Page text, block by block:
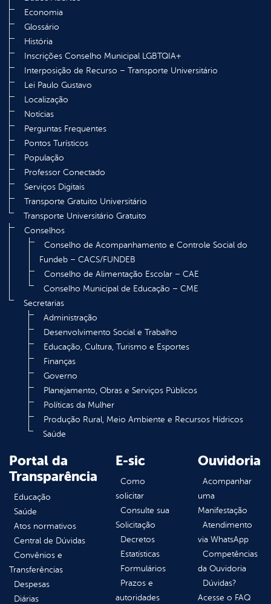
Economia
Glossário
História
Inscrições Conselho Municipal LGBTQIA+
Interposição de Recurso – Transporte Universitário
Lei Paulo Gustavo
Localização
Notícias
Perguntas Frequentes
Pontos Turísticos
População
Professor Conectado
Serviços Digitais
Transporte Gratuito Universitário
Transporte Universitário Gratuito
Conselhos
Conselho de Acompanhamento e Controle Social do
Fundeb – CACS/FUNDEB
Conselho de Alimentação Escolar – CAE
Conselho Municipal de Educação – CME
Secretarias
Administração
Desenvolvimento Social e Trabalho
Educação, Cultura, Turismo e Esportes
Finanças
Governo
Planejamento, Obras e Serviços Públicos
Políticas da Mulher
Produção Rural, Meio Ambiente e Recursos Hídricos
Saúde
Portal da
Transparência
Educação
Saúde
Atos normativos
Central de Dúvidas
Convênios e
Transferências
Despesas
Diárias
E-sic
Como
solicitar
Consulte sua
Solicitação
Decretos
Estatísticas
Formulários
Prazos e
autoridades
Ouvidoria
Acompanhar
uma
Manifestação
Atendimento
via WhatsApp
Competências
da Ouvidoria
Dúvidas?
Acesse o FAQ